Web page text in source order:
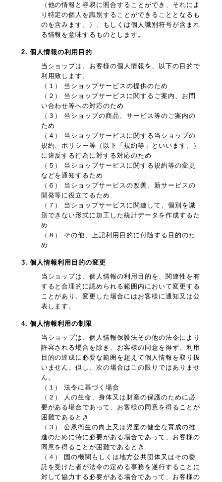
（他の情報と容易に照合することができ、それによ
り特定の個人を識別することができることとなるも
のを含みます。）、もしくは個人識別符号が含まれ
る情報を意味するものとします。
2. 個人情報の利用目的
当ショップは、お客様の個人情報を、以下の目的で
利用致します。
（１） 当ショップサービスの提供のため
（２） 当ショップサービスに関するご案内、お問
い合わせ等への対応のため
（３） 当ショップの商品、サービス等のご案内の
ため
（４） 当ショップサービスに関する当ショップの
規約、ポリシー等（以下「規約等」といいます。）
に違反する行為に対する対応のため
（５） 当ショップサービスに関する規約等の変更
などを通知するため
（６） 当ショップサービスの改善、新サービスの
開発等に役立てるため
（７） 当ショップサービスに関連して、個別を識
別できない形式に加工した統計データを作成するた
め
（８） その他、上記利用目的に付随する目的のた
め
3. 個人情報利用目的の変更
当ショップは、個人情報の利用目的を、関連性を有
すると合理的に認められる範囲内において変更する
ことがあり、変更した場合にはお客様に通知又は公
表します。
4. 個人情報利用の制限
当ショップは、個人情報保護法その他の法令により
許容される場合を除き、お客様の同意を得ず、利用
目的の達成に必要な範囲を超えて個人情報を取り扱
いません。但し、次の場合はこの限りではありませ
ん。
（１） 法令に基づく場合
（２） 人の生命、身体又は財産の保護のために必
要がある場合であって、お客様の同意を得ることが
困難であるとき
（３） 公衆衛生の向上又は児童の健全な育成の推
進のために特に必要がある場合であって、お客様の
同意を得ることが困難であるとき
（４） 国の機関もしくは地方公共団体又はその委
託を受けた者が法令の定める事務を遂行することに
対して協力する必要がある場合であって、お客様の